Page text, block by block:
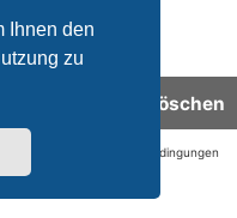
Ihnen den
zu
Alle Cookies löschen
Nutzungsbedingungen